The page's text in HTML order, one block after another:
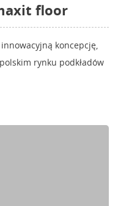
floor
koncepcję,
rynku podkładów